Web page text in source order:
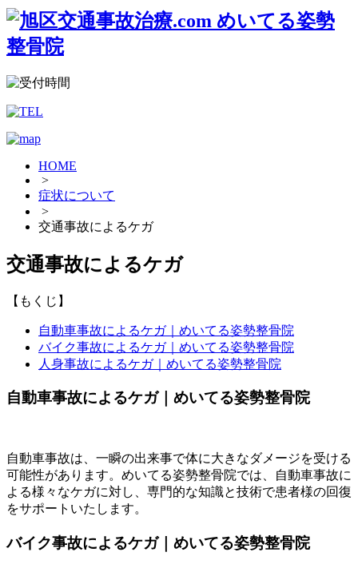
HOME
>
症状について
>
交通事故によるケガ
交通事故によるケガ
【もくじ】
自動車事故によるケガ｜めいてる姿勢整骨院
バイク事故によるケガ｜めいてる姿勢整骨院
人身事故によるケガ｜めいてる姿勢整骨院
自動車事故によるケガ｜めいてる姿勢整骨院
自動車事故は、一瞬の出来事で体に大きなダメージを受ける
可能性があります。めいてる姿勢整骨院では、自動車事故に
よる様々なケガに対し、専門的な知識と技術で患者様の回復
をサポートいたします。
バイク事故によるケガ｜めいてる姿勢整骨院